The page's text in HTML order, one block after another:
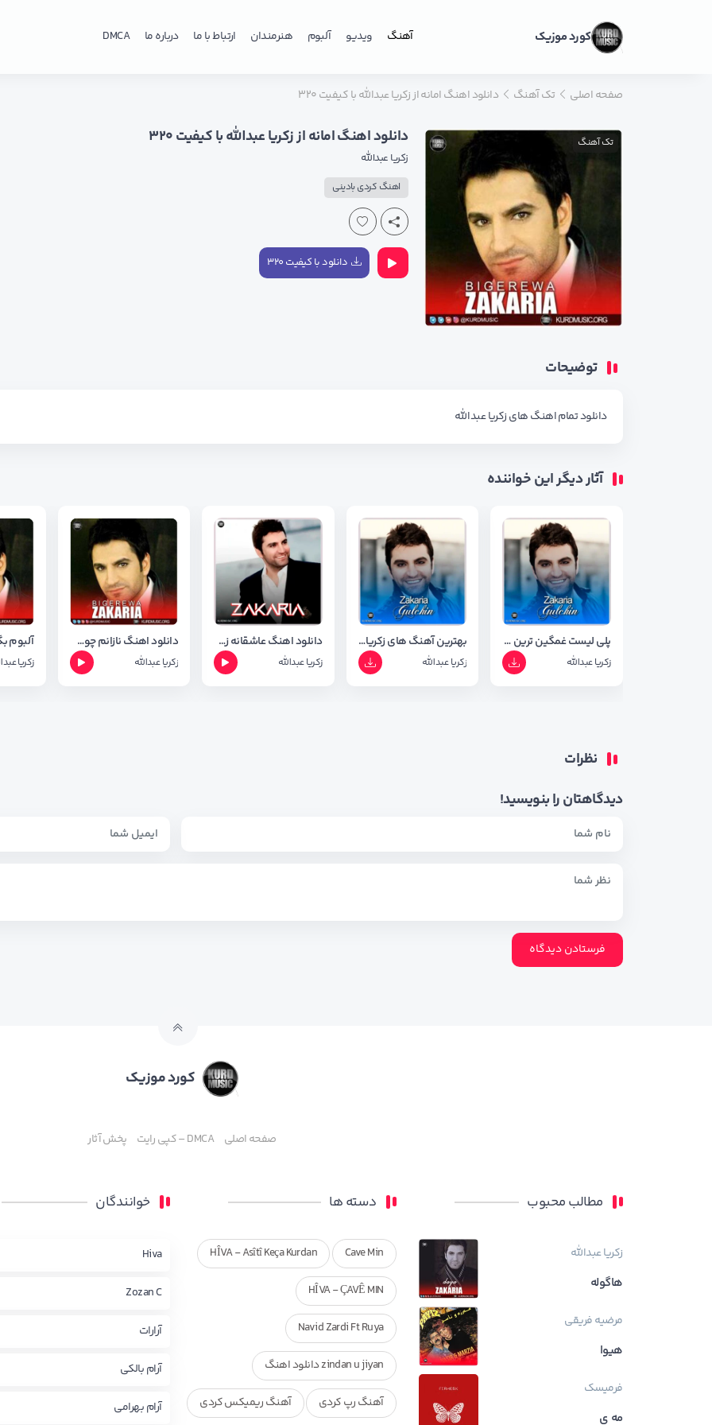
کورد موزیک آهنگ ویدیو آلبوم هنرمندان ارتباط با ما درباره ما DMCA
صفحه اصلی تک آهنگ دانلود اهنگ امانه از زکریا عبدالله با کیفیت ۳۲۰
تک آهنگ دانلود اهنگ امانه از زکریا عبدالله با کیفیت ۳۲۰
زکریا عبدالله
اهنگ کردی بادینی
دانلود با کیفیت ۳۲۰
توضیحات
دانلود تمام اهنگ هایزکریا عبدالله
آثار دیگر این خواننده
پلی لیست غمگین ترین اهنگ های زکریا عبدالله ( آپدیت 1403 )
زکریا عبدالله
بهترین آهنگ های زکریا عبدالله
زکریا عبدالله
دانلود اهنگ عاشقانه زکریا عبدالله به نام بو پشیمانی
زکریا عبدالله
دانلود اهنگ نازانم چون خوشم ویستی از زکریا عبدالله
زکریا عبدالله زکریا
نظرات
دیدگاهتان را بنویسید!
کورد موزیک
صفحه اصلی DMCA – کپی رایت پخش آثار
مطالب محبوب
زکریا عبدالله
هاگوله
مرضیه فریقی
هیوا
فرمیسک
مه ی
دسته ها
Cave Min
HÎVA - Asîtî Keça Kurdan
HÎVA - ÇAVÊ MIN
Navid Zardi Ft Ruya
zindan u jiyan دانلود اهنگ
آهنگ رپ کردی آهنگ ریمیکس کردی
خوانندگان
Hiva
Zozan C
آرارات
آرام بالکی
آرام بهرامی